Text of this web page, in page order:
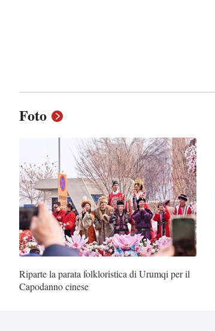
Foto
Riparte la parata folkloristica di Urumqi per il
Capodanno cinese